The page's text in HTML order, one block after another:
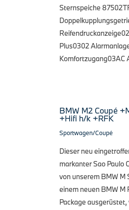
Sternspeiche
Plus0302
Komfortzugang03AC
BMW M2 Coupé
+Hifi h/k +RFK
Sportwagen/Coupé
Dieser neu
markanter Sao Paulo
von unserem BMW M
einem neuen BMW M
Package